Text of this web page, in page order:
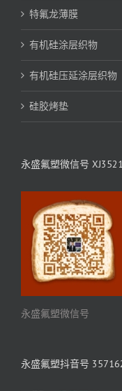
特氟龙薄膜
有机硅涂层织物
有机硅压延涂层织物
硅胶烤垫
永盛氟塑微信号
永盛氟塑微信号
永盛氟塑抖音号